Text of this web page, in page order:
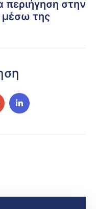
περιήγηση στην
μέσω της